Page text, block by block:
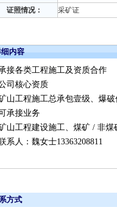
证照情况：
采矿证
内容
接各类工程施工及资质合作
司核心资质
山工程施工总承包壹级、爆
承接业务
山工程建设施工、煤矿 / 非煤
系人：魏女士13363208811
方式